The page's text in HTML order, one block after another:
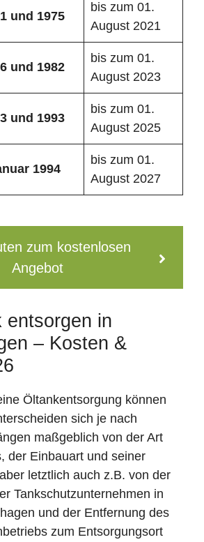
und 1975
bis zum 01.
August 2021
und 1982
bis zum 01.
August 2023
und 1993
bis zum 01.
August 2025
1994
bis zum 01.
August 2027
zum kostenlosen
Angebot
entsorgen in
– Kosten &
Öltankentsorgung können
sich je nach
maßgeblich von der Art
der Einbauart und seiner
letztlich auch z.B. von der
Tankschutzunternehmen in
und der Entfernung des
zum Entsorgungsort